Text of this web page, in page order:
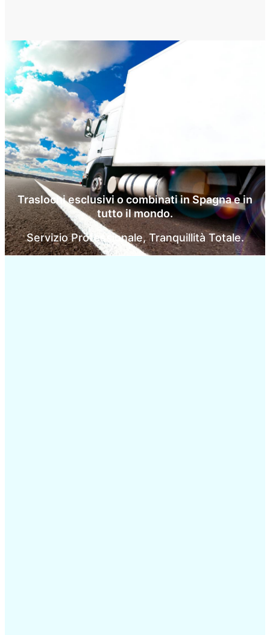
Traslochi esclusivi o combinati in Spagna e in
tutto il mondo.
Servizio Professionale, Tranquillità Totale.